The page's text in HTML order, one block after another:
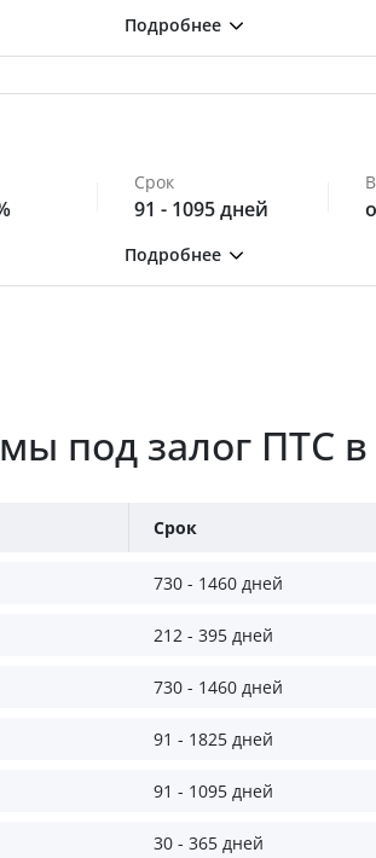
Срок
91 - 1095 дней
под залог ПТС в
Срок
730 - 1460 дней
212 - 395 дней
730 - 1460 дней
91 - 1825 дней
91 - 1095 дней
30 - 365 дней